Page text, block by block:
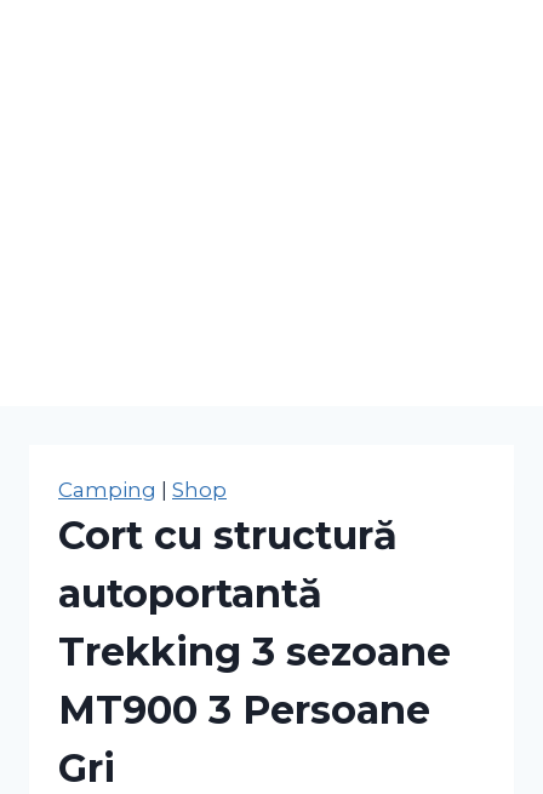
Camping | Shop
Cort cu structură
autoportantă
Trekking 3 sezoane
MT900 3 Persoane
Gri